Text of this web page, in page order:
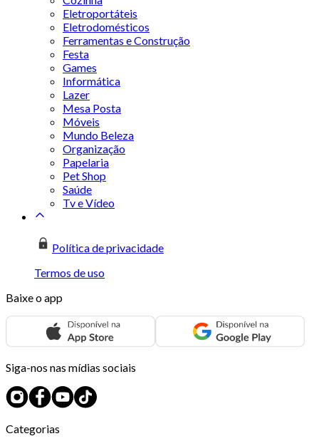
Eletroportáteis
Eletrodomésticos
Ferramentas e Construção
Festa
Games
Informática
Lazer
Mesa Posta
Móveis
Mundo Beleza
Organização
Papelaria
Pet Shop
Saúde
Tv e Vídeo
Política de privacidade
Termos de uso
Baixe o app
Siga-nos nas mídias sociais
Categorias